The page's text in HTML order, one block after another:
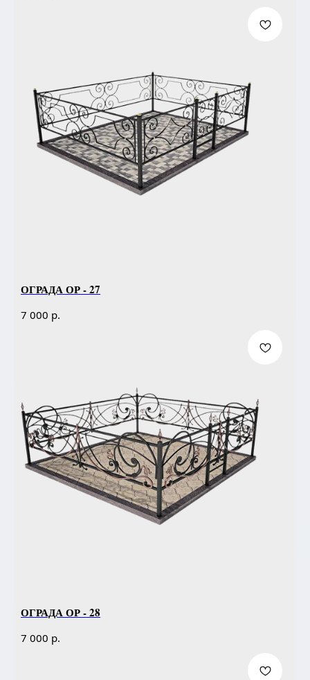
ОГРАДА ОР - 27
7 000 р.
ОГРАДА ОР - 28
7 000 р.